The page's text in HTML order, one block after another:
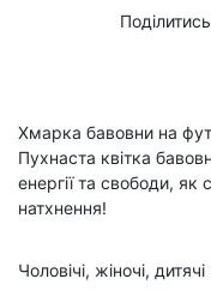
Хмарка бавовни на
Пухнаста квітка
енергії та свободи,
натхнення!
Чоловічі, жіночі, дитячі